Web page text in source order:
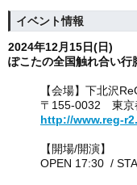
イベント情報
2024年12月15日(日)
ぽこたの全国触れ合い行
【会場】 下北沢
〒155-0032 東京
http://www.reg-
【開場/開演】
OPEN 17:30 /